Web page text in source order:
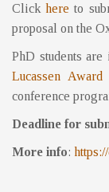
Clickhere to
proposal on the
PhD students
Lucassen Award
conference
Deadline for
More info: